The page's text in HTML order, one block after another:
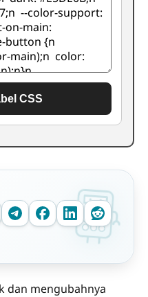
CSS
dan mengubahnya